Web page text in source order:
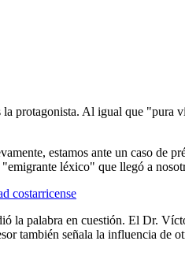
la protagonista. Al igual que
estamos ante un caso de
léxico" que llegó a
costarricense
la palabra en cuestión. El Dr.
también señala la influencia de